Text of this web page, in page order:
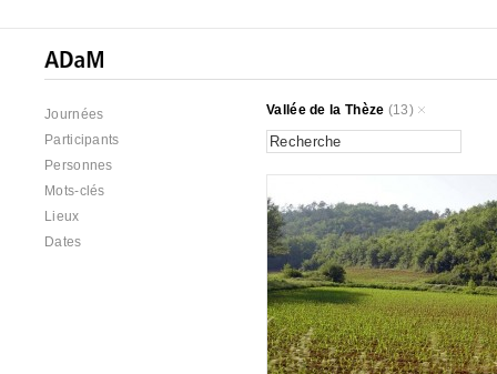
Journées
Participants
Personnes
Mots-clés
Lieux
Dates
Vallée de la Thèze (13)